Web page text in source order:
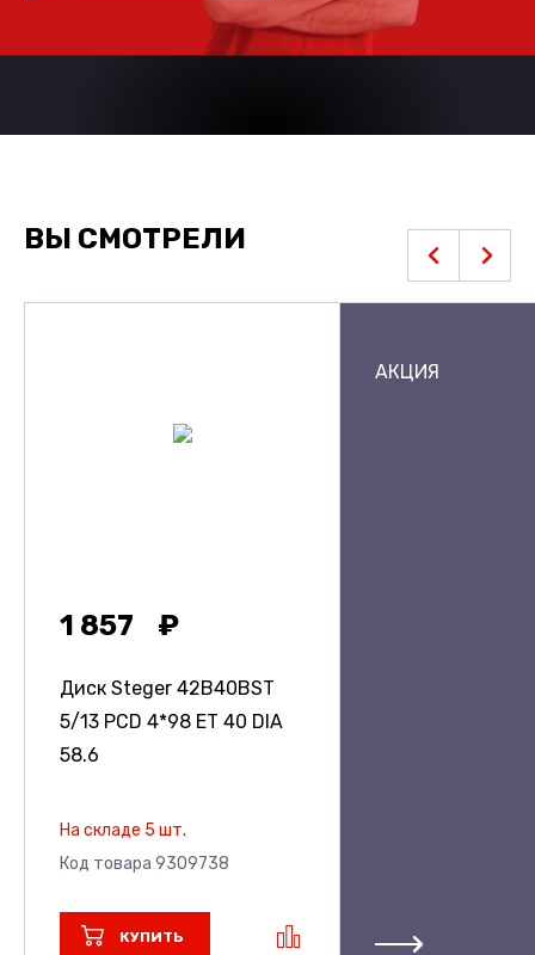
ВЫ СМОТРЕЛИ
1 857
Диск Steger 42B40BST
5/13 PCD 4*98 ET 40 DIA
58.6
На складе 5 шт.
Код товара 9309738
КУПИТЬ
АКЦИЯ